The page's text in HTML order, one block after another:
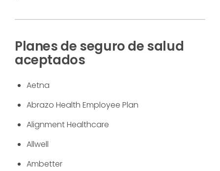
Planes de seguro de salud
aceptados
Aetna
Abrazo Health Employee Plan
Alignment Healthcare
Allwell
Ambetter